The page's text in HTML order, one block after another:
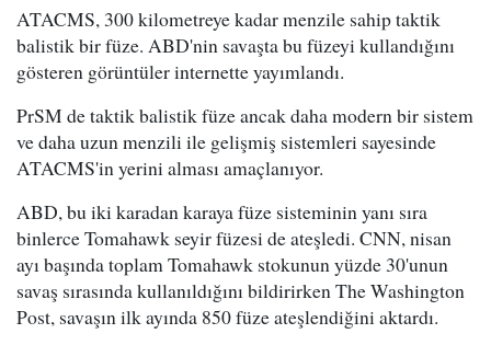
ATACMS, 300 kilometreye kadar menzile sahip taktik
balistik bir füze. ABD'nin savaşta bu füzeyi kullandığını
gösteren görüntüler internette yayımlandı.
PrSM de taktik balistik füze ancak daha modern bir sistem
ve daha uzun menzili ile gelişmiş sistemleri sayesinde
ATACMS'in yerini alması amaçlanıyor.
ABD, bu iki karadan karaya füze sisteminin yanı sıra
binlerce Tomahawk seyir füzesi de ateşledi. CNN, nisan
ayı başında toplam Tomahawk stokunun yüzde 30'unun
savaş sırasında kullanıldığını bildirirken The Washington
Post, savaşın ilk ayında 850 füze ateşlendiğini aktardı.